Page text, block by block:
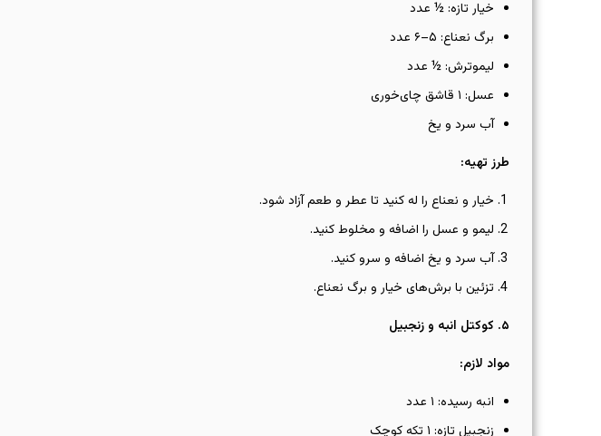
خیار تازه: ½ عدد
برگ نعناع: ۵–۶ عدد
لیموترش: ½ عدد
عسل: ۱ قاشق چای‌خوری
آب سرد و یخ
طرز تهیه:
خیار و نعناع را له کنید تا عطر و طعم آزاد شود.
لیمو و عسل را اضافه و مخلوط کنید.
آب سرد و یخ اضافه و سرو کنید.
تزئین با برش‌های خیار و برگ نعناع.
۵. کوکتل انبه و زنجبیل
مواد لازم:
انبه رسیده: ۱ عدد
زنجبیل تازه: ۱ تکه کوچک